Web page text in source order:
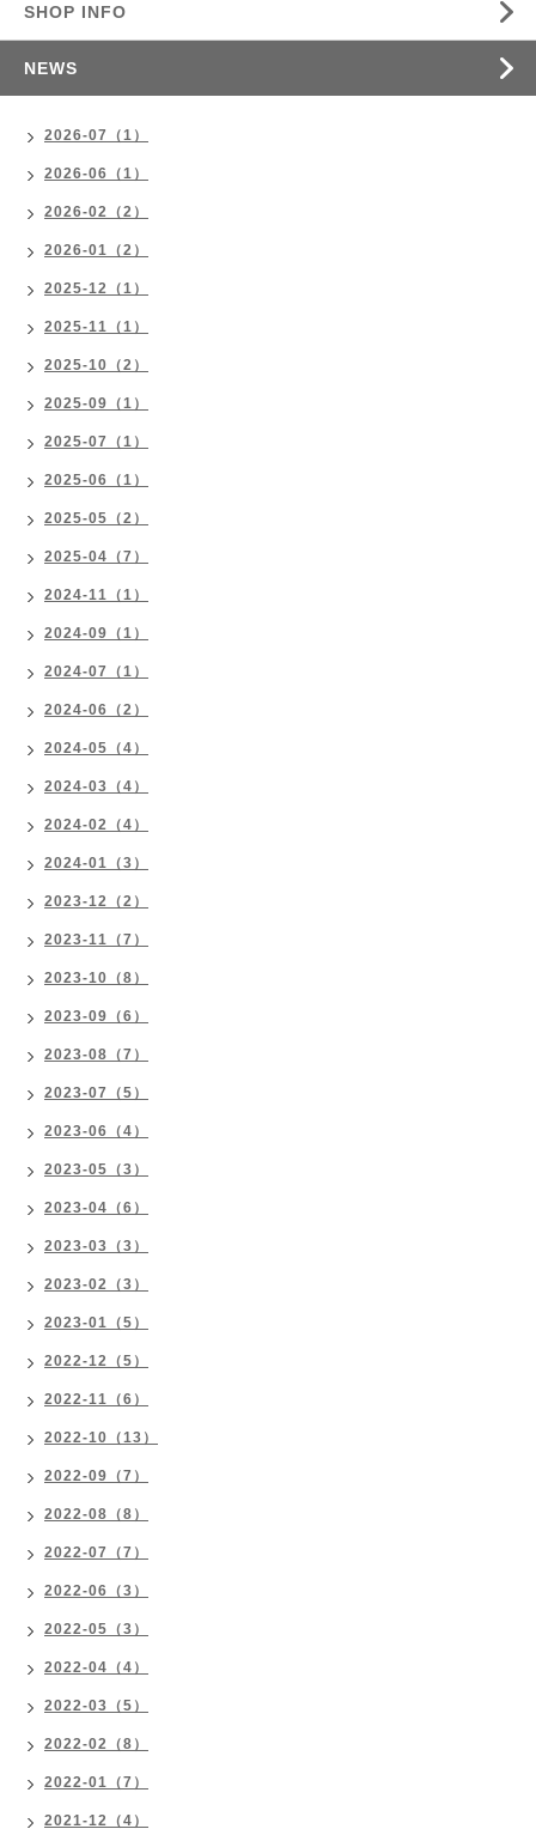
SHOP INFO
NEWS
2026-07（1）
2026-06（1）
2026-02（2）
2026-01（2）
2025-12（1）
2025-11（1）
2025-10（2）
2025-09（1）
2025-07（1）
2025-06（1）
2025-05（2）
2025-04（7）
2024-11（1）
2024-09（1）
2024-07（1）
2024-06（2）
2024-05（4）
2024-03（4）
2024-02（4）
2024-01（3）
2023-12（2）
2023-11（7）
2023-10（8）
2023-09（6）
2023-08（7）
2023-07（5）
2023-06（4）
2023-05（3）
2023-04（6）
2023-03（3）
2023-02（3）
2023-01（5）
2022-12（5）
2022-11（6）
2022-10（13）
2022-09（7）
2022-08（8）
2022-07（7）
2022-06（3）
2022-05（3）
2022-04（4）
2022-03（5）
2022-02（8）
2022-01（7）
2021-12（4）